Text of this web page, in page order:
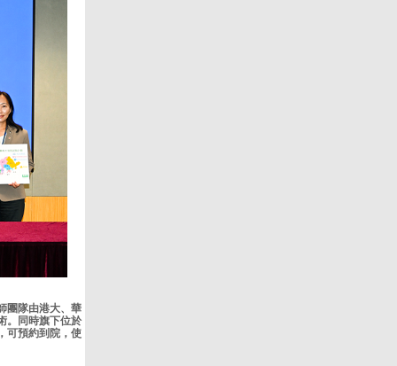
團隊由港大、華
。同時旗下位於
可預約到院，使